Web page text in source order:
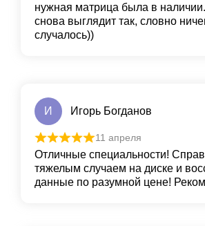
нужная матрица была в
снова выглядит так, словно
случалось))
И Игорь Богданов
11 апреля
Отличные специальности!
тяжелым случаем на диске и
данные по разумной цене!